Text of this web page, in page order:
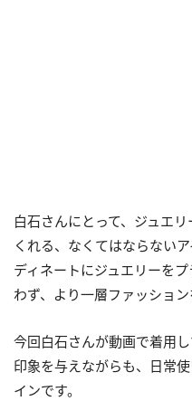
白石さんにとって、ジュエ
くれる、なくてはならない
ディネートにジュエリーを
わず、より一層ファッショ
今回白石さんが動画で着用
印象を与えながらも、日常
インです。